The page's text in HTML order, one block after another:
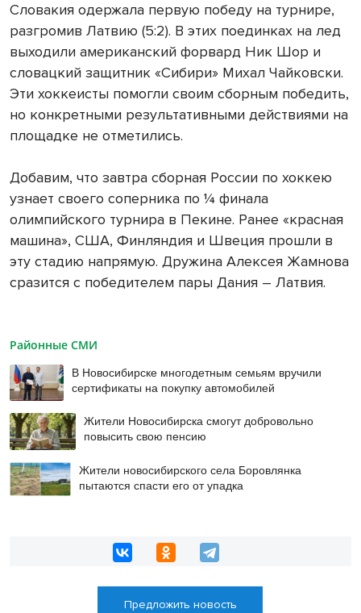
Словакия одержала первую победу на турнире,
разгромив Латвию (5:2). В этих поединках на лед
выходили американский форвард Ник Шор и
словацкий защитник «Сибири» Михал Чайковски.
Эти хоккеисты помогли своим сборным победить,
но конкретными результативными действиями на
площадке не отметились.
Добавим, что завтра сборная России по хоккею
узнает своего соперника по ¼ финала
олимпийского турнира в Пекине. Ранее «красная
машина», США, Финляндия и Швеция прошли в
эту стадию напрямую. Дружина Алексея Жамнова
сразится с победителем пары Дания – Латвия.
Районные СМИ
В Новосибирске многодетным семьям вручили
сертификаты на покупку автомобилей
Жители Новосибирска смогут добровольно
повысить свою пенсию
Жители новосибирского села Боровлянка
пытаются спасти его от упадка
Предложить новость